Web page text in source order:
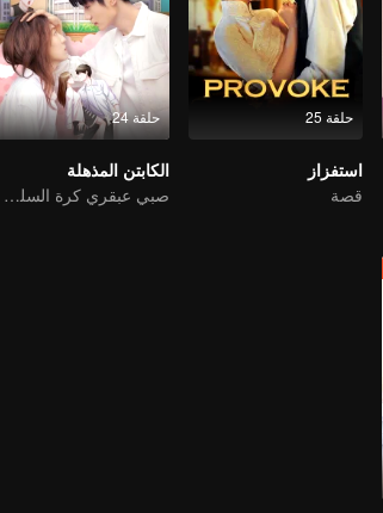
حلقة 25
استفزاز
قصة
حلقة 24
الكابتن المذهلة
صبي عبقري كرة السلة تحول فجأة إلى فتاة ووجد حبها الحقيقي